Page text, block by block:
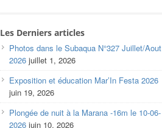
Les Derniers articles
Photos dans le Subaqua N°327 Juillet/Aout
2026 juillet 1, 2026
Exposition et éducation Mar’In Festa 2026
juin 19, 2026
Plongée de nuit à la Marana -16m le 10-06-
2026 juin 10, 2026